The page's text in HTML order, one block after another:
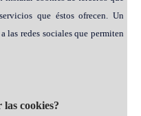
que éstos ofrecen. Un
las redes sociales que permiten
cookies?